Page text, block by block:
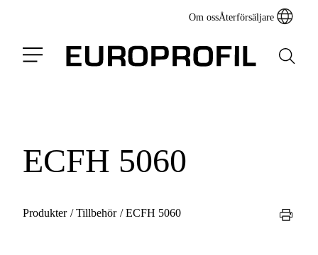
Om ossÅterförsäljare
ECFH 5060
Produkter /Tillbehör /ECFH 5060